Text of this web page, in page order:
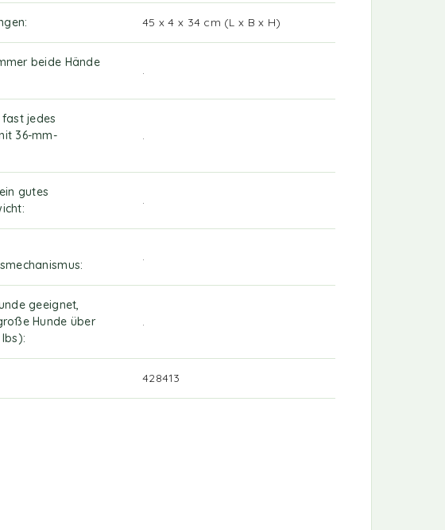
45 x 4 x 34 cm (L x B x H)
beide Hände
.
jedes
36-mm-
.
gutes
.
.
geeignet,
Hunde über
lbs)
.
428413